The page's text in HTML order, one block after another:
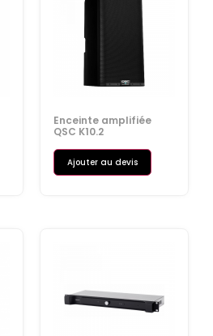
Enceinte amplifiée
QSC K10.2
Ajouter au devis